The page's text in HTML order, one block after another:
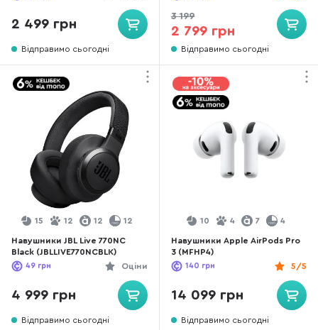
2 499 грн
Відправимо сьогодні
3 199
2 799 грн
Відправимо сьогодні
15 12 12 12
Навушники JBL Live 770NC
Black (JBLLIVE770NCBLK)
Оціни
49 грн
4 999 грн
Відправимо сьогодні
10 4 7 4
Навушники Apple AirPods Pro
3 (MFHP4)
5/5
140 грн
14 099 грн
Відправимо сьогодні